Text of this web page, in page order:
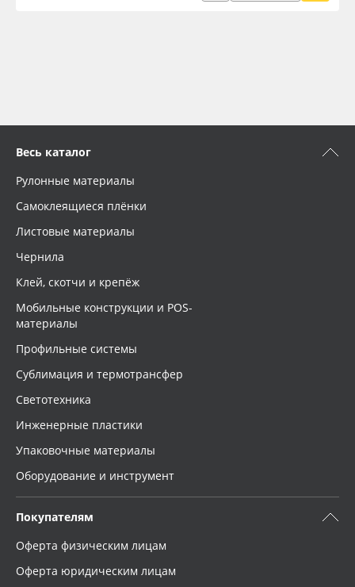
Весь каталог
Рулонные материалы
Самоклеящиеся плёнки
Листовые материалы
Чернила
Клей, скотчи и крепёж
Мобильные конструкции и POS-
материалы
Профильные системы
Сублимация и термотрансфер
Светотехника
Инженерные пластики
Упаковочные материалы
Оборудование и инструмент
Покупателям
Оферта физическим лицам
Оферта юридическим лицам